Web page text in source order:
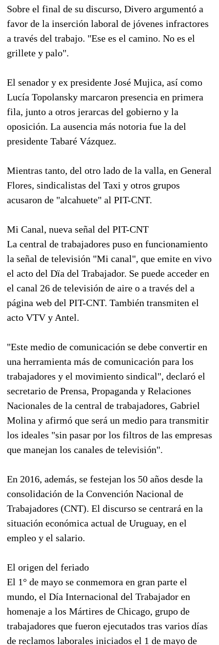
Sobre el final de su discurso, Divero argumentó a
favor de la inserción laboral de jóvenes infractores
a través del trabajo. "Ese es el camino. No es el
grillete y palo".
El senador y ex presidente José Mujica, así como
Lucía Topolansky marcaron presencia en primera
fila, junto a otros jerarcas del gobierno y la
oposición. La ausencia más notoria fue la del
presidente Tabaré Vázquez.
Mientras tanto, del otro lado de la valla, en General
Flores, sindicalistas del Taxi y otros grupos
acusaron de "alcahuete" al PIT-CNT.
Mi Canal, nueva señal del PIT-CNT
La central de trabajadores puso en funcionamiento
la señal de televisión "Mi canal", que emite en vivo
el acto del Dïa del Trabajador. Se puede acceder en
el canal 26 de televisión de aire o a través del a
página web del PIT-CNT. También transmiten el
acto VTV y Antel.
"Este medio de comunicación se debe convertir en
una herramienta más de comunicación para los
trabajadores y el movimiento sindical", declaró el
secretario de Prensa, Propaganda y Relaciones
Nacionales de la central de trabajadores, Gabriel
Molina y afirmó que será un medio para transmitir
los ideales "sin pasar por los filtros de las empresas
que manejan los canales de televisión".
En 2016, además, se festejan los 50 años desde la
consolidación de la Convención Nacional de
Trabajadores (CNT). El discurso se centrará en la
situación económica actual de Uruguay, en el
empleo y el salario.
El origen del feriado
El 1° de mayo se conmemora en gran parte el
mundo, el Día Internacional del Trabajador en
homenaje a los Mártires de Chicago, grupo de
trabajadores que fueron ejecutados tras varios días
de reclamos laborales iniciados el 1 de mayo de